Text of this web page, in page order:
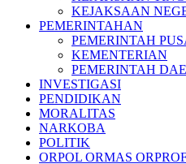
KEJAKSAAN
PEMERINTAHAN
PEMERINTAH
KEMENTERIAN
PEMERINTAH
INVESTIGASI
PENDIDIKAN
MORALITAS
NARKOBA
POLITIK
ORPOL ORMAS